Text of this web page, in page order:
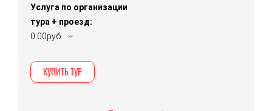
Услуга по организации
тура + проезд:
0.00руб.
КУПИТЬ ТУР